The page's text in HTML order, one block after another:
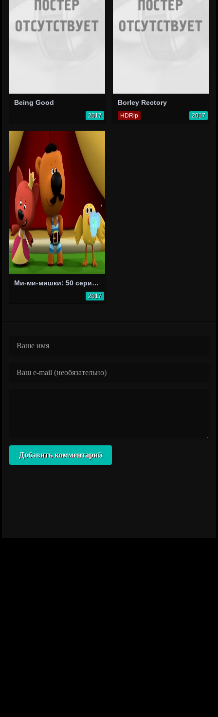
Being Good
2017
Borley Rectory
HDRip 2017
Ми-ми-мишки: 50 серия - Мишки в цирке
2017
Добавить комментарий